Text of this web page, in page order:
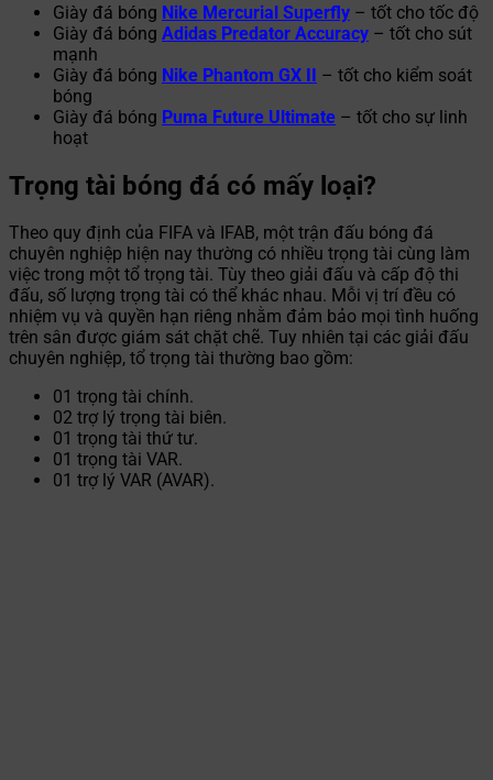
Giày đá bóng Nike Mercurial Superfly – tốt cho tốc độ
Giày đá bóng Adidas Predator Accuracy – tốt cho sút
mạnh
Giày đá bóng Nike Phantom GX II – tốt cho kiểm soát
bóng
Giày đá bóng Puma Future Ultimate – tốt cho sự linh
hoạt
Trọng tài bóng đá có mấy loại?
Theo quy định của FIFA và IFAB, một trận đấu bóng đá
chuyên nghiệp hiện nay thường có nhiều trọng tài cùng làm
việc trong một tổ trọng tài. Tùy theo giải đấu và cấp độ thi
đấu, số lượng trọng tài có thể khác nhau. Mỗi vị trí đều có
nhiệm vụ và quyền hạn riêng nhằm đảm bảo mọi tình huống
trên sân được giám sát chặt chẽ. Tuy nhiên tại các giải đấu
chuyên nghiệp, tổ trọng tài thường bao gồm:
01 trọng tài chính.
02 trợ lý trọng tài biên.
01 trọng tài thứ tư.
01 trọng tài VAR.
01 trợ lý VAR (AVAR).